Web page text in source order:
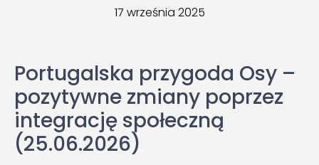
17 września 2025
Portugalska przygoda Osy –
pozytywne zmiany poprzez
integrację społeczną
(25.06.2026)